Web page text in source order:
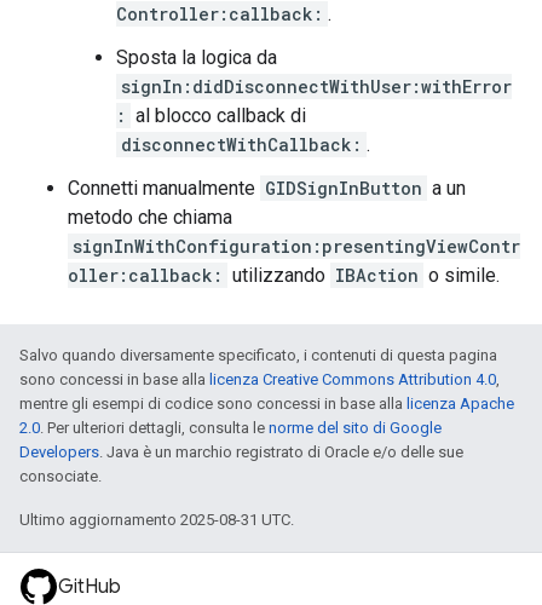
Controller:callback: .
Sposta la logica da
signIn:didDisconnectWithUser:withError
: al blocco callback di
disconnectWithCallback: .
Connetti manualmente GIDSignInButton a un
metodo che chiama
signInWithConfiguration:presentingViewContr
oller:callback: utilizzando IBAction o simile.
Salvo quando diversamente specificato, i contenuti di questa pagina
sono concessi in base alla licenza Creative Commons Attribution 4.0,
mentre gli esempi di codice sono concessi in base alla licenza Apache
2.0. Per ulteriori dettagli, consulta le norme del sito di Google
Developers. Java è un marchio registrato di Oracle e/o delle sue
consociate.
Ultimo aggiornamento 2025-08-31 UTC.
GitHub